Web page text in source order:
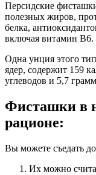
Персидские
полезных жиров,
белка,
включая витамин B6.
Одна унция этого
ядер, содержит 159
углеводов и 5,7
Фисташки в
рационе:
Вы можете съедать до
Их можно